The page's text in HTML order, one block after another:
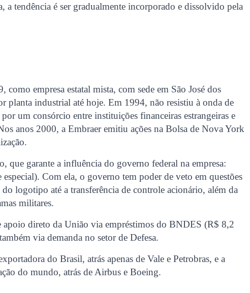
a tendência é ser gradualmente incorporado e dissolvido pela
empresa estatal mista, com sede em São José dos
planta industrial até hoje. Em 1994, não resistiu à onda de
um consórcio entre instituições financeiras estrangeiras e
anos 2000, a Embraer emitiu ações na Bolsa de Nova York
que garante a influência do governo federal na empresa:
especial). Com ela, o governo tem poder de veto em questões
do logotipo até a transferência de controle acionário, além da
militares.
apoio direto da União via empréstimos do BNDES (R$ 8,2
via demanda no setor de Defesa.
do Brasil, atrás apenas de Vale e Petrobras, e a
do mundo, atrás de Airbus e Boeing.